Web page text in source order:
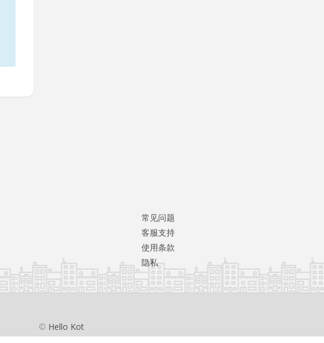
常见问题
客服支持
使用条款
隐私
© Hello Kot